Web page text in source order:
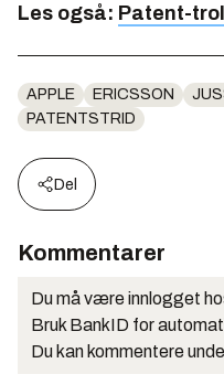
Les også: Patent-
APPLE ERICSSON
PATENTSTRID
Del
Kommentarer
Du må være innlogget
Bruk BankID for
Du kan kommentere